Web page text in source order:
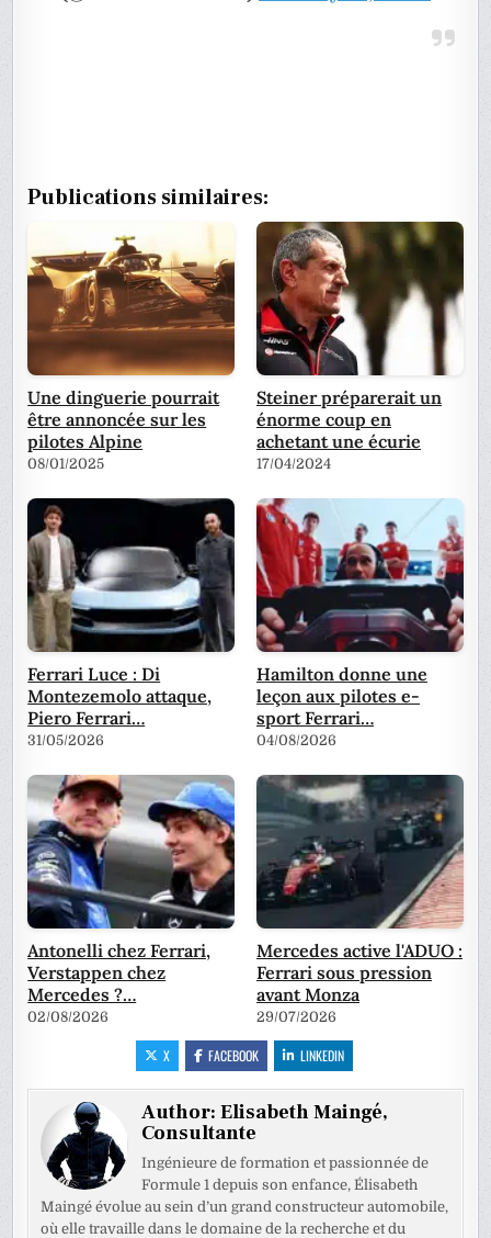
Publications similaires:
Une dinguerie pourrait
être annoncée sur les
pilotes Alpine
08/01/2025
Steiner préparerait un
énorme coup en
achetant une écurie
17/04/2024
Ferrari Luce : Di
Montezemolo attaque,
Piero Ferrari…
31/05/2026
Hamilton donne une
leçon aux pilotes e-
sport Ferrari…
04/08/2026
Antonelli chez Ferrari,
Verstappen chez
Mercedes ?…
02/08/2026
Mercedes active l'ADUO :
Ferrari sous pression
avant Monza
29/07/2026
X FACEBOOK LINKEDIN
Author:Elisabeth Maingé,
Consultante
Ingénieure de formation et passionnée de
Formule 1 depuis son enfance, Élisabeth
Maingé évolue au sein d’un grand constructeur automobile,
où elle travaille dans le domaine de la recherche et du